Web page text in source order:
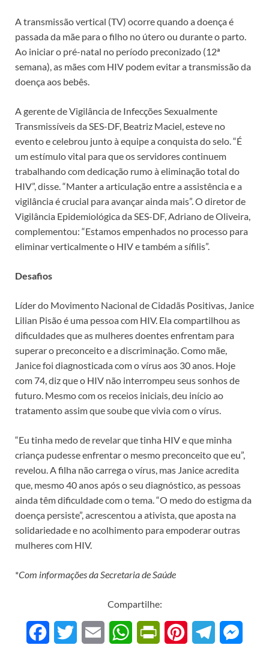
A transmissão vertical (TV) ocorre quando a doença é
passada da mãe para o filho no útero ou durante o parto.
Ao iniciar o pré-natal no período preconizado (12ª
semana), as mães com HIV podem evitar a transmissão da
doença aos bebês.
A gerente de Vigilância de Infecções Sexualmente
Transmissíveis da SES-DF, Beatriz Maciel, esteve no
evento e celebrou junto à equipe a conquista do selo. “É
um estímulo vital para que os servidores continuem
trabalhando com dedicação rumo à eliminação total do
HIV”, disse. “Manter a articulação entre a assistência e a
vigilância é crucial para avançar ainda mais”. O diretor de
Vigilância Epidemiológica da SES-DF, Adriano de Oliveira,
complementou: “Estamos empenhados no processo para
eliminar verticalmente o HIV e também a sífilis”.
Desafios
Líder do Movimento Nacional de Cidadãs Positivas, Janice
Lilian Pisão é uma pessoa com HIV. Ela compartilhou as
dificuldades que as mulheres doentes enfrentam para
superar o preconceito e a discriminação. Como mãe,
Janice foi diagnosticada com o vírus aos 30 anos. Hoje
com 74, diz que o HIV não interrompeu seus sonhos de
futuro. Mesmo com os receios iniciais, deu início ao
tratamento assim que soube que vivia com o vírus.
“Eu tinha medo de revelar que tinha HIV e que minha
criança pudesse enfrentar o mesmo preconceito que eu”,
revelou. A filha não carrega o vírus, mas Janice acredita
que, mesmo 40 anos após o seu diagnóstico, as pessoas
ainda têm dificuldade com o tema. “O medo do estigma da
doença persiste”, acrescentou a ativista, que aposta na
solidariedade e no acolhimento para empoderar outras
mulheres com HIV.
*Com informações da Secretaria de Saúde
Compartilhe:
W